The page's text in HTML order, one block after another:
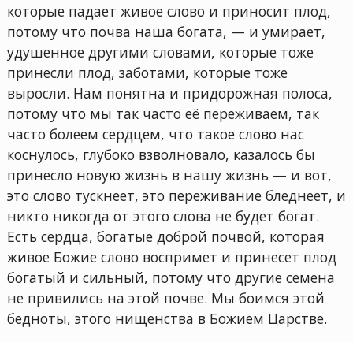
которые падает живое слово и приносит плод,
потому что почва наша богата, — и умирает,
удушенное другими словами, которые тоже
принесли плод, заботами, которые тоже
выросли. Нам понятна и придорожная полоса,
потому что мы так часто её переживаем, так
часто болеем сердцем, что такое слово нас
коснулось, глубоко взволновало, казалось бы
принесло новую жизнь в нашу жизнь — и вот,
это слово тускнеет, это переживание бледнеет, и
никто никогда от этого слова не будет богат.
Есть сердца, богатые доброй почвой, которая
живое Божие слово воспримет и принесет плод
богатый и сильный, потому что другие семена
не привились на этой почве. Мы боимся этой
бедноты, этого нищенства в Божием Царстве.